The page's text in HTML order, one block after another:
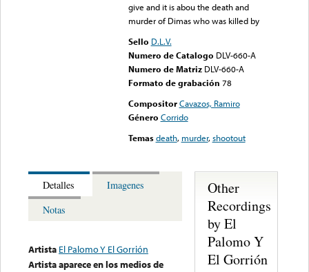
give and it is abou the death and
murder of Dimas who was killed by
Sello D.L.V.
Numero de Catalogo DLV-660-A
Numero de Matriz DLV-660-A
Formato de grabación 78
Compositor Cavazos, Ramiro
Género Corrido
Temas death, murder,shootout
Detalles
Imagenes
Notas
Artista El Palomo Y El Gorrión
Artista aparece en los medios de
Other
Recordings
by El
Palomo Y
El Gorrión